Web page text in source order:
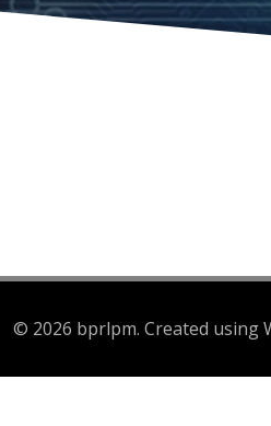
© 2026 bprlpm. Created using